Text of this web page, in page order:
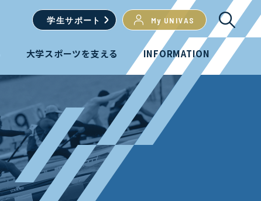
学生サポート My UNIVAS
大学スポーツを支える INFORMATION